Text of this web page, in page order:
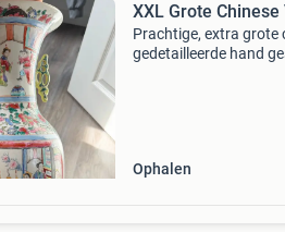
XXL Grote Chinese
Prachtige, extra grote
gedetailleerde hand
Ophalen